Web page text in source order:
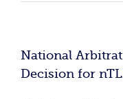
National
Decision for